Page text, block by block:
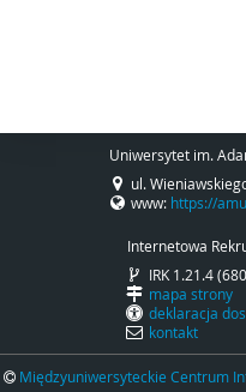
Uniwersytet im.
ul.
www: https://
Internetowa
IRK 1.21.4
mapa strony
deklaracja
kontakt
Międzyuniwersyteckie Centrum